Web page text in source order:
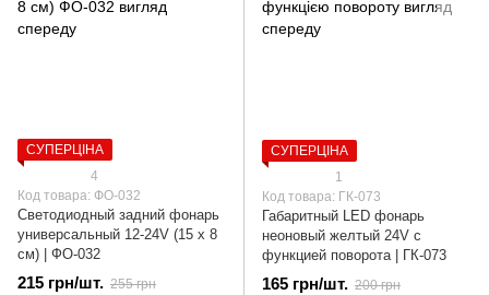
СУПЕРЦІНА
4
Код товара: ФО-032
Светодиодный задний фонарь
универсальный 12-24V (15 х 8
см) | ФО-032
215 грн/шт. 255 грн
СУПЕРЦІНА
1
Код товара: ГК-073
Габаритный LED фонарь
неоновый желтый 24V с
функцией поворота | ГК-073
165 грн/шт. 200 грн